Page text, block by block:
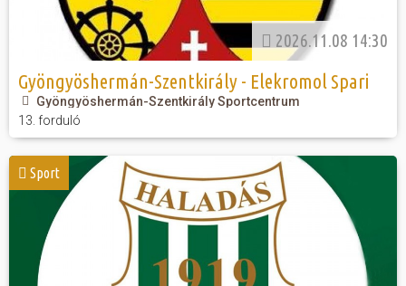
2026.11.08 14:30
Gyöngyöshermán-Szentkirály - Elekromol Spari
Gyöngyöshermán-Szentkirály Sportcentrum
13. forduló
Sport